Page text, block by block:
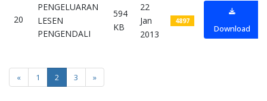
20
PENGELUARAN
LESEN
PENGENDALI
594
KB
22
Jan
2013
4897
Download
« 1 2 3 »